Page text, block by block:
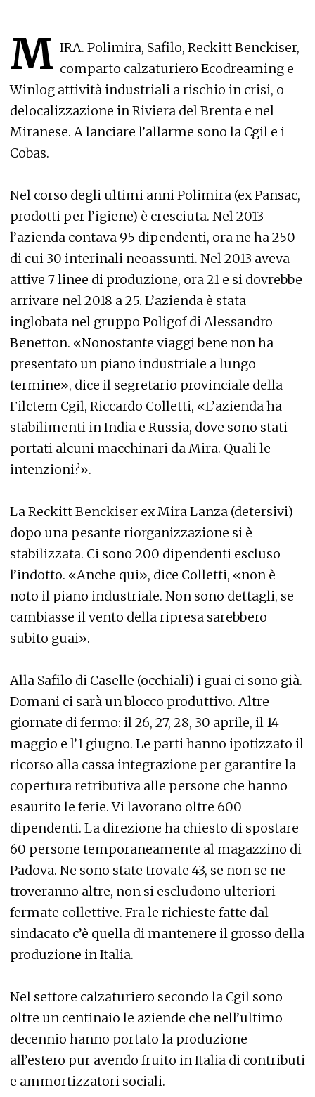
M IRA. Polimira, Safilo, Reckitt Benckiser,
comparto calzaturiero Ecodreaming e
Winlog attività industriali a rischio in crisi, o
delocalizzazione in Riviera del Brenta e nel
Miranese. A lanciare l’allarme sono la Cgil e i
Cobas.
Nel corso degli ultimi anni Polimira (ex Pansac,
prodotti per l’igiene) è cresciuta. Nel 2013
l’azienda contava 95 dipendenti, ora ne ha 250
di cui 30 interinali neoassunti. Nel 2013 aveva
attive 7 linee di produzione, ora 21 e si dovrebbe
arrivare nel 2018 a 25. L’azienda è stata
inglobata nel gruppo Poligof di Alessandro
Benetton. «Nonostante viaggi bene non ha
presentato un piano industriale a lungo
termine», dice il segretario provinciale della
Filctem Cgil, Riccardo Colletti, «L’azienda ha
stabilimenti in India e Russia, dove sono stati
portati alcuni macchinari da Mira. Quali le
intenzioni?».
La Reckitt Benckiser ex Mira Lanza (detersivi)
dopo una pesante riorganizzazione si è
stabilizzata. Ci sono 200 dipendenti escluso
l’indotto. «Anche qui», dice Colletti, «non è
noto il piano industriale. Non sono dettagli, se
cambiasse il vento della ripresa sarebbero
subito guai».
Alla Safilo di Caselle (occhiali) i guai ci sono già.
Domani ci sarà un blocco produttivo. Altre
giornate di fermo: il 26, 27, 28, 30 aprile, il 14
maggio e l’1 giugno. Le parti hanno ipotizzato il
ricorso alla cassa integrazione per garantire la
copertura retributiva alle persone che hanno
esaurito le ferie. Vi lavorano oltre 600
dipendenti. La direzione ha chiesto di spostare
60 persone temporaneamente al magazzino di
Padova. Ne sono state trovate 43, se non se ne
troveranno altre, non si escludono ulteriori
fermate collettive. Fra le richieste fatte dal
sindacato c’è quella di mantenere il grosso della
produzione in Italia.
Nel settore calzaturiero secondo la Cgil sono
oltre un centinaio le aziende che nell’ultimo
decennio hanno portato la produzione
all’estero pur avendo fruito in Italia di contributi
e ammortizzatori sociali.